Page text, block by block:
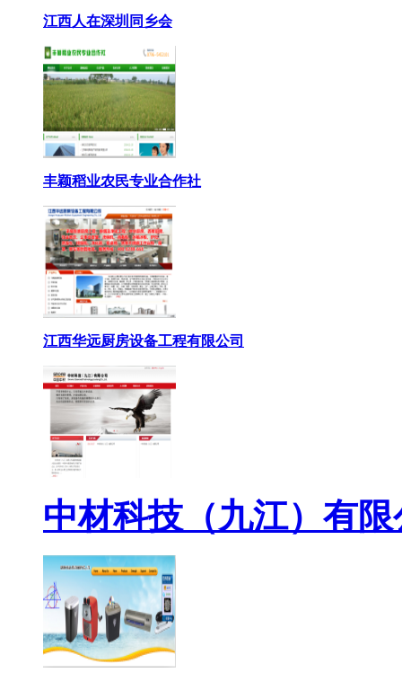
江西人在深圳同乡会
丰颖稻业农民专业合作社
江西华远厨房设备工程有限公司
中材科技（九江）有